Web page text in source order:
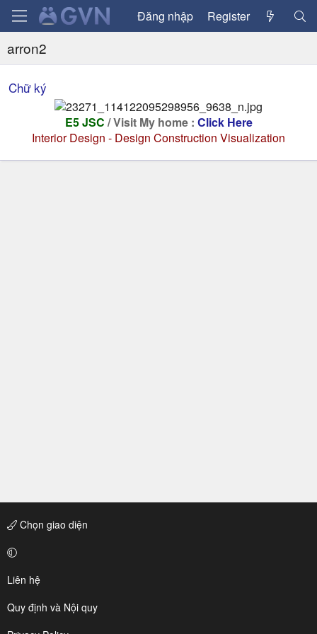
Đăng nhập Register
arron2
Chữ ký
E5 JSC / Visit My home : Click Here
Interior Design - Design Construction Visualization
Chọn giao diện
Liên hệ
Quy định và Nội quy